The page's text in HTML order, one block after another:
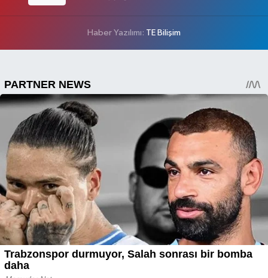
Haber Yazılımı: TE Bilişim